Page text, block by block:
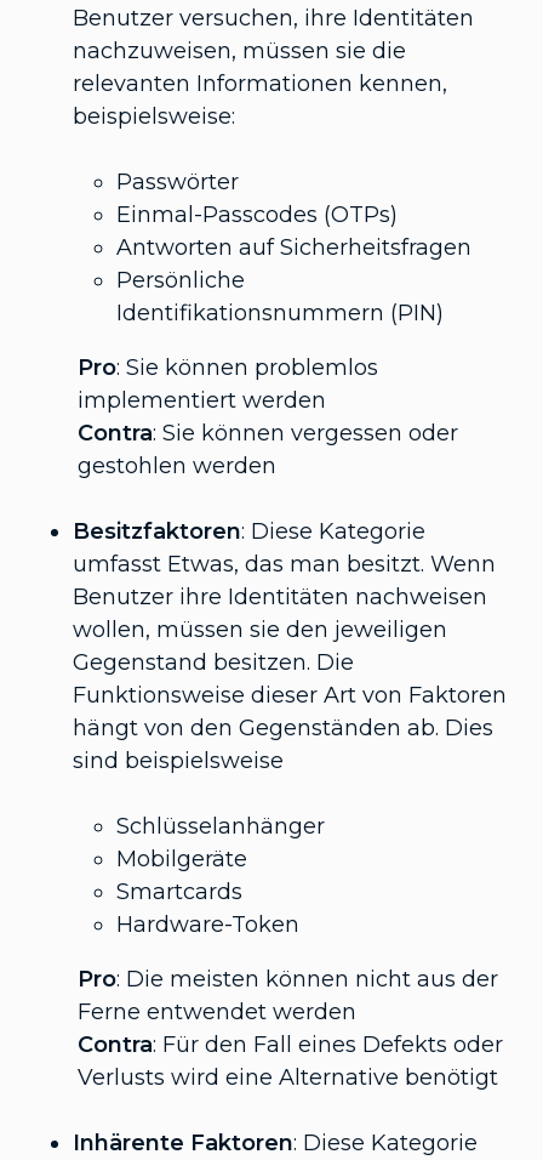
Benutzer versuchen, ihre Identitäten
nachzuweisen, müssen sie die
relevanten Informationen kennen,
beispielsweise:
Passwörter
Einmal-Passcodes (OTPs)
Antworten auf Sicherheitsfragen
Persönliche
Identifikationsnummern (PIN)
Pro: Sie können problemlos
implementiert werden
Contra: Sie können vergessen oder
gestohlen werden
Besitzfaktoren: Diese Kategorie
umfasst Etwas, das man besitzt. Wenn
Benutzer ihre Identitäten nachweisen
wollen, müssen sie den jeweiligen
Gegenstand besitzen. Die
Funktionsweise dieser Art von Faktoren
hängt von den Gegenständen ab. Dies
sind beispielsweise
Schlüsselanhänger
Mobilgeräte
Smartcards
Hardware-Token
Pro: Die meisten können nicht aus der
Ferne entwendet werden
Contra: Für den Fall eines Defekts oder
Verlusts wird eine Alternative benötigt
Inhärente Faktoren: Diese Kategorie